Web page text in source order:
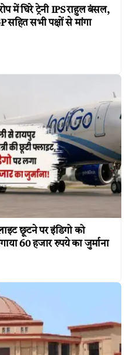
में घिरे ट्रेनी IPS राहुल बंसल,
सहित सभी पक्षों से मांगा
छूटने पर इंडिगो को
60 हजार रुपये का जुर्माना